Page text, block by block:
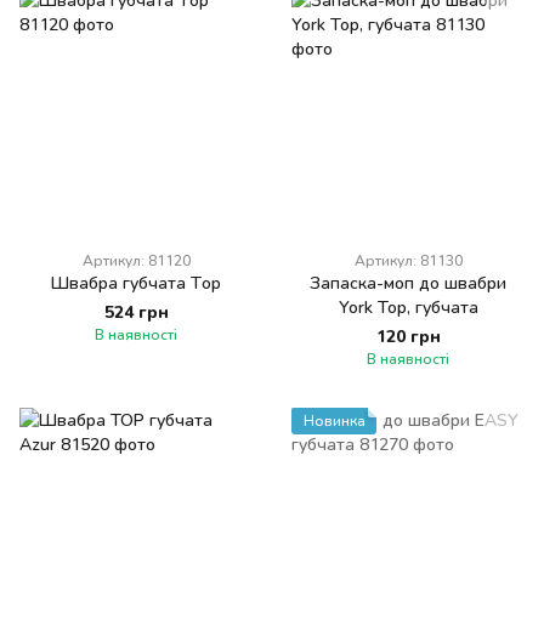
Артикул: 81120
Швабра губчата Тор
524 грн
В наявності
Артикул: 81130
Запаска-моп до швабри
York Top, губчата
120 грн
В наявності
Новинка